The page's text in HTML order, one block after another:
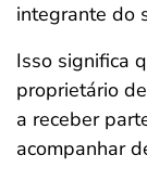
integrante do
Isso significa
proprietário
a receber
acompanhar